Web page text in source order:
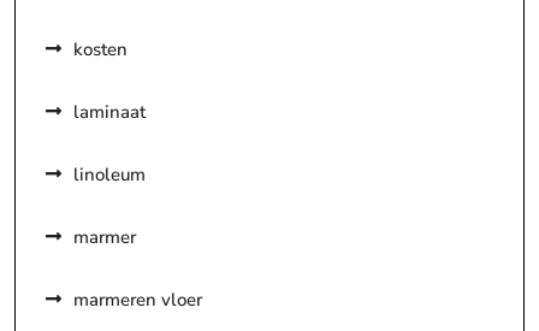
kosten
laminaat
linoleum
marmer
marmeren vloer